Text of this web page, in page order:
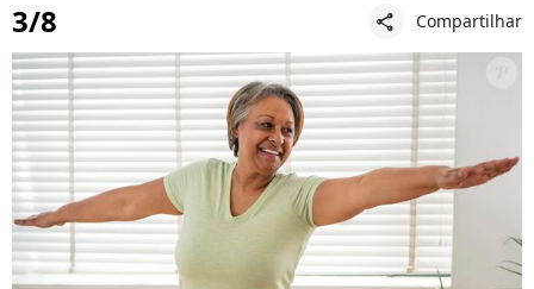
3/8 share Compartilhar